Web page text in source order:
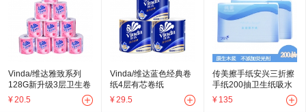
Vinda/维达雅致系列
128G新升级3层卫生卷
纸V4083
¥20.5
Vinda/维达蓝色经典卷
纸4层有芯卷纸
180G/200G
¥29.5
传美擦手纸安兴三折擦
手纸200抽卫生纸吸水
20包/箱力强
¥ 135